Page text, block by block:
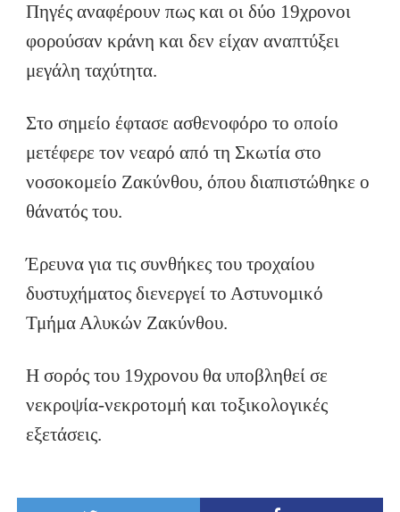
Πηγές αναφέρουν πως και οι δύο 19χρονοι
φορούσαν κράνη και δεν είχαν αναπτύξει
μεγάλη ταχύτητα.
Στο σημείο έφτασε ασθενοφόρο το οποίο
μετέφερε τον νεαρό από τη Σκωτία στο
νοσοκομείο Ζακύνθου, όπου διαπιστώθηκε ο
θάνατός του.
Έρευνα για τις συνθήκες του τροχαίου
δυστυχήματος διενεργεί το Αστυνομικό
Τμήμα Αλυκών Ζακύνθου.
Η σορός του 19χρονου θα υποβληθεί σε
νεκροψία-νεκροτομή και τοξικολογικές
εξετάσεις.